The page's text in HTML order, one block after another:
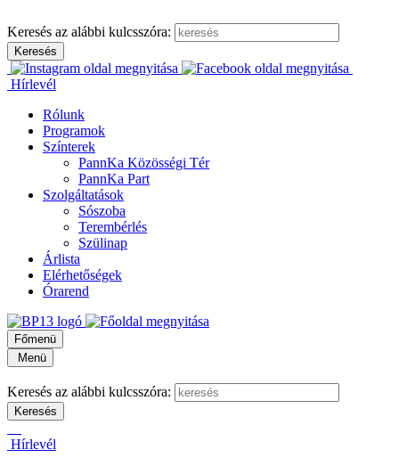
Keresés az alábbi kulcsszóra:
Hírlevél
Rólunk
Programok
Színterek
PannKa Közösségi Tér
PannKa Part
Szolgáltatások
Sószoba
Terembérlés
Szülinap
Árlista
Elérhetőségek
Órarend
Főmenü
Menü
Keresés az alábbi kulcsszóra:
Hírlevél